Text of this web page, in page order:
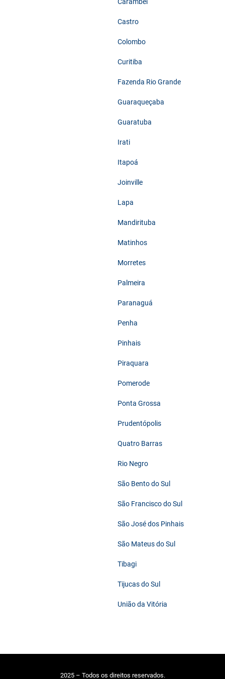
Carambeí
Castro
Colombo
Curitiba
Fazenda Rio Grande
Guaraqueçaba
Guaratuba
Irati
Itapoá
Joinville
Lapa
Mandirituba
Matinhos
Morretes
Palmeira
Paranaguá
Penha
Pinhais
Piraquara
Pomerode
Ponta Grossa
Prudentópolis
Quatro Barras
Rio Negro
São Bento do Sul
São Francisco do Sul
São José dos Pinhais
São Mateus do Sul
Tibagi
Tijucas do Sul
União da Vitória
2025 – Todos os direitos reservados.